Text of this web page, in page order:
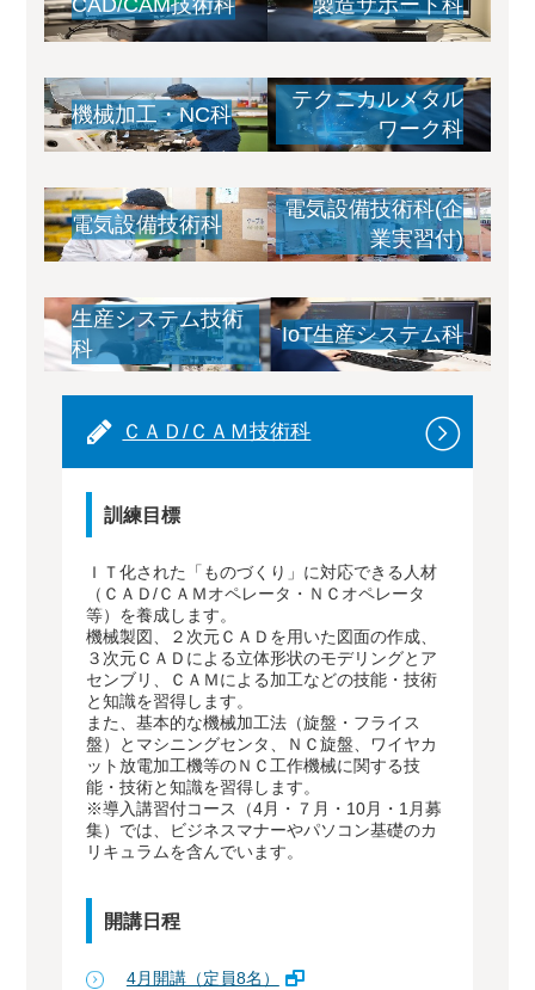
機械加工・NC科
テクニカルメタル
ワーク科
電気設備技術科
電気設備技術科(企
業実習付)
生産システム技術
科
IoT生産システム科
ＣＡＤ/ＣＡＭ技術科
訓練目標
ＩＴ化された「ものづくり」に対応できる人材
（ＣＡＤ/ＣＡＭオペレータ・ＮＣオペレータ
等）を養成します。
機械製図、２次元ＣＡＤを用いた図面の作成、
３次元ＣＡＤによる立体形状のモデリングとア
センブリ、ＣＡＭによる加工などの技能・技術
と知識を習得します。
また、基本的な機械加工法（旋盤・フライス
盤）とマシニングセンタ、ＮＣ旋盤、ワイヤカ
ット放電加工機等のＮＣ工作機械に関する技
能・技術と知識を習得します。
※導入講習付コース（4月・７月・10月・1月募
集）では、ビジネスマナーやパソコン基礎のカ
リキュラムを含んでいます。
開講日程
4月開講（定員8名）